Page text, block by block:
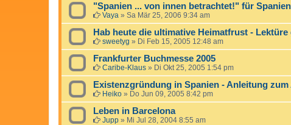
"Spanien ... von innen betrachtet!" für
Vaya » Sa Mär 25, 2006 9:34 am
Hab heute die ultimative Heimatfrust - Lektüre
sweetyg » Di Feb 15, 2005 12:48 am
Frankfurter Buchmesse 2005
Caribe-Klaus » Di Okt 25, 2005 1:54 pm
Existenzgründung in Spanien - Anleitung
Heiko » Do Jun 09, 2005 8:42 pm
Leben in Barcelona
Jupp » Mi Jul 28, 2004 8:55 am